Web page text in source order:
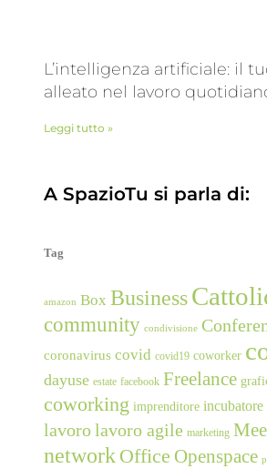
L’intelligenza artificiale: il
alleato nel lavoro
Leggi tutto »
A SpazioTu si parla di:
Tag
amazon Box Business
community condivisione
coronavirus covid covid19 coworker
dayuse estate facebook Freelance
coworking imprenditore incubatore
lavorolavoro agile marketing
network Office Openspace